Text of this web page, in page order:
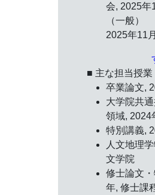
会, 2025年
（一般）
2025年11
■ 主な担当授業
卒業論文,
大学院共
領域, 2024
特別講義,
人文地理
文学院
修士論文
年, 修士課